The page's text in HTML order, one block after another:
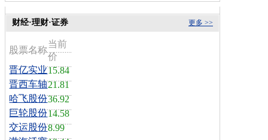
更多 >>
财经·理财·证券
股票名称
当前
价
晋亿实业15.84
晋西车轴21.81
哈飞股份36.92
巨轮股份14.58
交运股份8.99